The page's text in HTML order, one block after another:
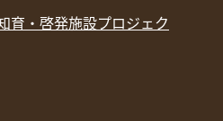
育・啓発施設プロジェク